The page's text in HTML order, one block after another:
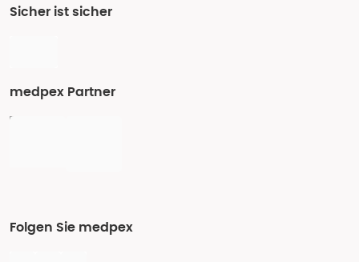
Sicher ist sicher
medpex Partner
Folgen Sie medpex